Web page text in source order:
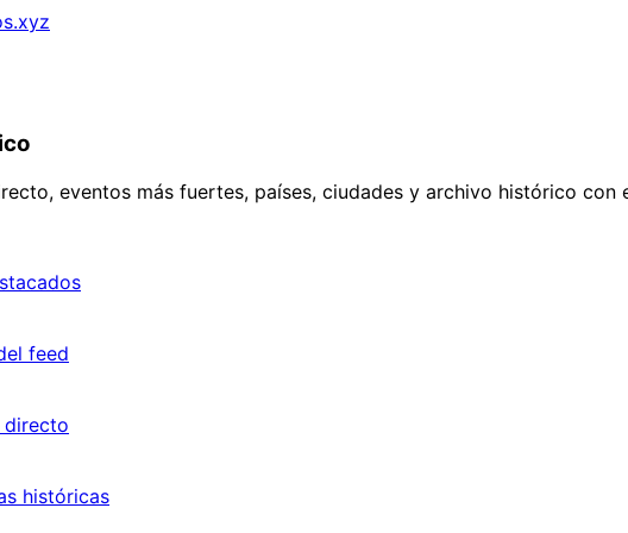
eventos más fuertes, países, ciudades y archivo histórico con
feed
directo
históricas